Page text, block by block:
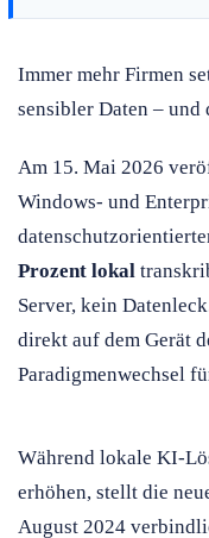
Immer mehr Firmen
sensibler Daten – und
Am 15. Mai 2026
Windows- und
Prozent lokal
Server, kein
direkt auf dem Gerät
Paradigmenwechsel
Während lokale KI-
erhöhen, stellt die
August 2024